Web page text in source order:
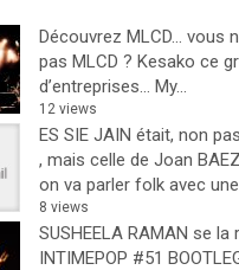
Découvrez MLCD… vous
pas MLCD ? Kesako ce
d’entreprises… My...
12 views
ES SIE JAIN était, non
, mais celle de Joan BAEZ
on va parler folk avec
8 views
SUSHEELA RAMAN se
INTIMEPOP #51